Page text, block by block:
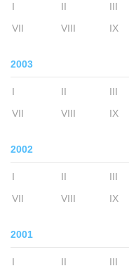
I II III
VII
VIII IX
2003
I II III
VII
VIII IX
2002
I II III
VII
VIII IX
2001
I II III